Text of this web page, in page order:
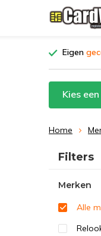
Eigen
Kies
Home
Sorteren
Filters
Merken
Alle